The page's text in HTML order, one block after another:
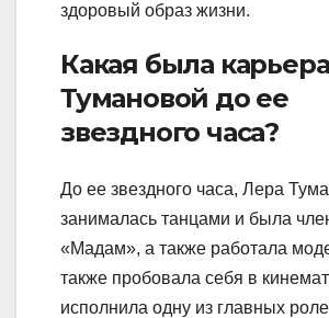
здоровый образ жизни.
Какая была
Тумановой до ее
звездного часа?
До ее звездного часа, Лера
занималась танцами и была
«Мадам», а также работала
также пробовала себя в
исполнила одну из главных